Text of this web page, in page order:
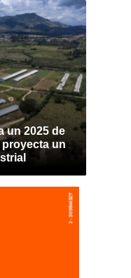
un 2025 de
un